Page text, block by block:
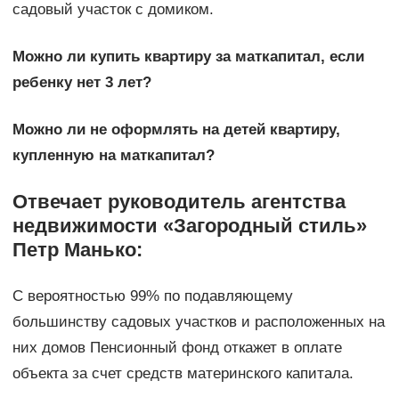
садовый участок с домиком.
Можно ли купить квартиру за маткапитал, если
ребенку нет 3 лет?
Можно ли не оформлять на детей квартиру,
купленную на маткапитал?
Отвечает руководитель агентства
недвижимости «Загородный стиль»
Петр Манько:
С вероятностью 99% по подавляющему
большинству садовых участков и расположенных на
них домов Пенсионный фонд откажет в оплате
объекта за счет средств материнского капитала.